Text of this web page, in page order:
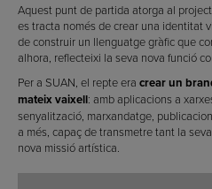
Aquest punt de partida atorga al
es tracta només de crear una identitat
de construir un llenguatge gràfic que
alhora, reflecteixi la seva nova funció
Per a SUAN, el repte era crear un
mateix vaixell: amb aplicacions a
senyalització, marxandatge,
a més, capaç de transmetre tant la
nova missió artística.